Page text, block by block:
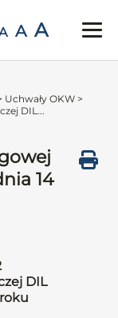
A A
Uchwały OKW >
DIL...
14
DIL